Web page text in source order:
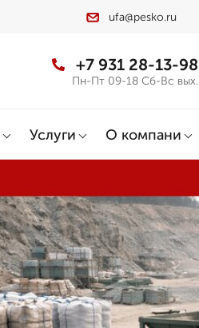
ufa@pesko.ru
+7 931 28-13-98
Пн-Пт 09-18 Сб-Вс вых.
Услуги О компани